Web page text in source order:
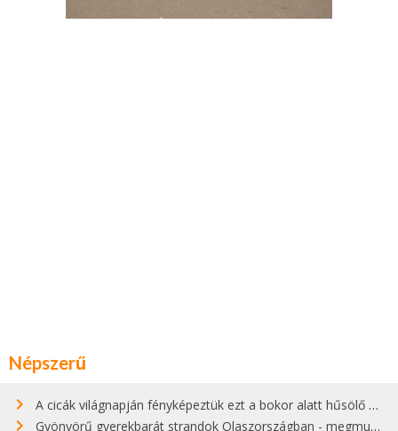
Népszerű
A cicák világnapján fényképeztük ezt a bokor alatt hűsölő cicát Kisorosziban
Gyönyörű gyerekbarát strandok Olaszországban - megmutatjuk a 15 legjobbat